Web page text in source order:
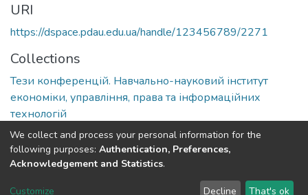
URI
https://dspace.pdau.edu.ua/handle/123456789/2271
Collections
Тези конференцій. Навчально-науковий інститут
економіки, управління, права та інформаційних
технологій
Full item page
DSpace software copyright © 2002-2026 LYRASIS
We collect and process your personal information for the
following purposes: Authentication, Preferences,
Acknowledgement and Statistics.
Customize Decline That's ok